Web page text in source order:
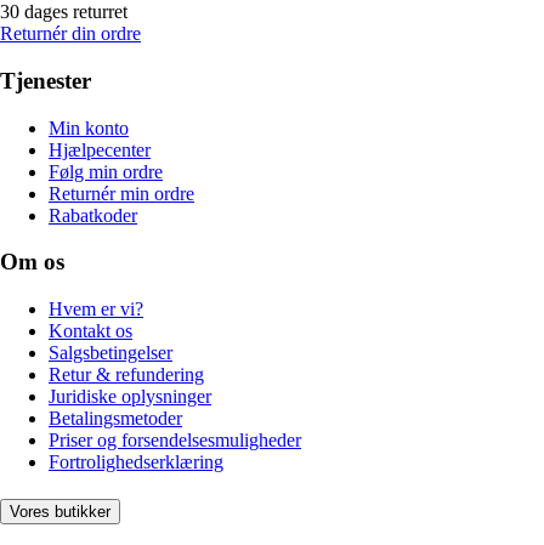
30 dages returret
Returnér din ordre
Tjenester
Min konto
Hjælpecenter
Følg min ordre
Returnér min ordre
Rabatkoder
Om os
Hvem er vi?
Kontakt os
Salgsbetingelser
Retur & refundering
Juridiske oplysninger
Betalingsmetoder
Priser og forsendelsesmuligheder
Fortrolighedserklæring
Vores butikker